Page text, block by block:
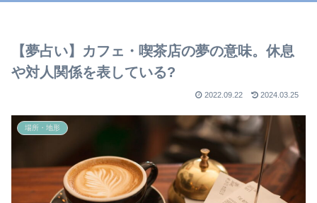
【夢占い】カフェ・喫茶店の夢の意味。休息
や対人関係を表している?
2022.09.22 2024.03.25
場所・地形